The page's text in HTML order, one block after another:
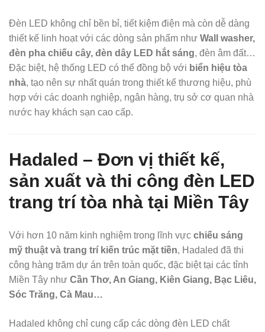
Đèn LED không chỉ bền bỉ, tiết kiệm điện mà còn dễ dàng
thiết kế linh hoạt với các dòng sản phẩm như Wall washer,
đèn pha chiếu cây, đèn dây LED hắt sáng, đèn âm đất…
Đặc biệt, hệ thống LED có thể đồng bộ với biển hiệu tòa
nhà, tạo nên sự nhất quán trong thiết kế thương hiệu, phù
hợp với các doanh nghiệp, ngân hàng, trụ sở cơ quan nhà
nước hay khách sạn cao cấp.
Hadaled – Đơn vị thiết kế,
sản xuất và thi công đèn LED
trang trí tòa nhà tại Miền Tây
Với hơn 10 năm kinh nghiệm trong lĩnh vực chiếu sáng
mỹ thuật và trang trí kiến trúc mặt tiền, Hadaled đã thi
công hàng trăm dự án trên toàn quốc, đặc biệt tại các tỉnh
Miền Tây như Cần Thơ, An Giang, Kiên Giang, Bạc Liêu,
Sóc Trăng, Cà Mau…
Hadaled không chỉ cung cấp các dòng đèn LED chất